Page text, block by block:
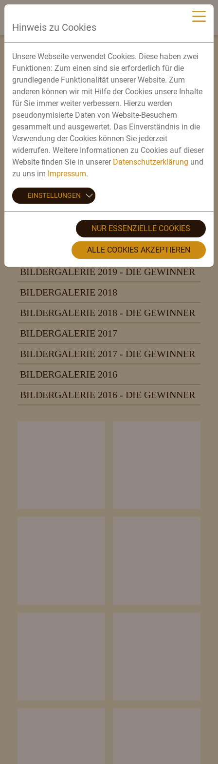
DAS BRAUEREIFEST
BILDERGALERIE 2026
BILDERGALERIE 2026 - DIE GEWINNER
BILDERGALERIE 2025
BILDERGALERIE 2025 - DIE GEWINNER
BILDERGALERIE 2024
BILDERGALERIE 2024 - DIE GEWINNER
BILDERGALERIE 2023
BILDERGALERIE 2023 - DIE GEWINNER
BILDERGALERIE 2022
BILDERGALERIE 2019
BILDERGALERIE 2019 - DIE GEWINNER
BILDERGALERIE 2018
BILDERGALERIE 2018 - DIE GEWINNER
BILDERGALERIE 2017
BILDERGALERIE 2017 - DIE GEWINNER
BILDERGALERIE 2016
BILDERGALERIE 2016 - DIE GEWINNER
Hinweis zu Cookies
Unsere Webseite verwendet Cookies. Diese haben zwei
Funktionen: Zum einen sind sie erforderlich für die
grundlegende Funktionalität unserer Website. Zum
anderen können wir mit Hilfe der Cookies unsere Inhalte
für Sie immer weiter verbessern. Hierzu werden
pseudonymisierte Daten von Website-Besuchern
gesammelt und ausgewertet. Das Einverständnis in die
Verwendung der Cookies können Sie jederzeit
widerrufen. Weitere Informationen zu Cookies auf dieser
Website finden Sie in unserer Datenschutzerklärung und
zu uns im Impressum.
EINSTELLUNGEN
NUR ESSENZIELLE COOKIES
ALLE COOKIES AKZEPTIEREN